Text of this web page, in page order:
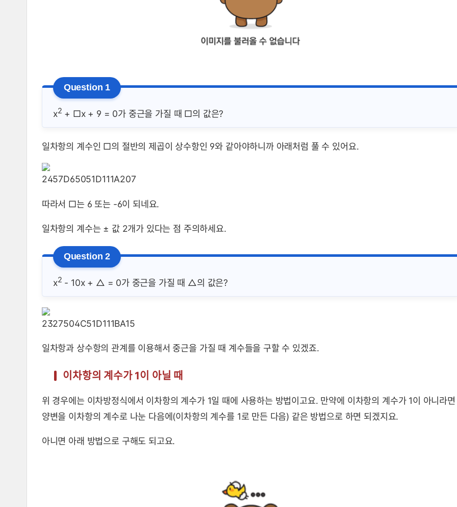
x2 + □x + 9 = 0가 중근을 가질 때 □의 값은?
일차항의 계수인 □의 절반의 제곱이 상수항인 9와 같아야하니까 아래처럼 풀 수 있어요.
따라서 □는 6 또는 -6이 되네요.
일차항의 계수는 ± 값 2개가 있다는 점 주의하세요.
x2 - 10x + △ = 0가 중근을 가질 때 △의 값은?
일차항과 상수항의 관계를 이용해서 중근을 가질 때 계수들을 구할 수 있겠죠.
이차항의 계수가 1이 아닐 때
위 경우에는 이차방정식에서 이차항의 계수가 1일 때에 사용하는 방법이고요. 만약에 이차항의 계수가 1이 아니라면
양변을 이차항의 계수로 나눈 다음에(이차항의 계수를 1로 만든 다음) 같은 방법으로 하면 되겠지요.
아니면 아래 방법으로 구해도 되고요.